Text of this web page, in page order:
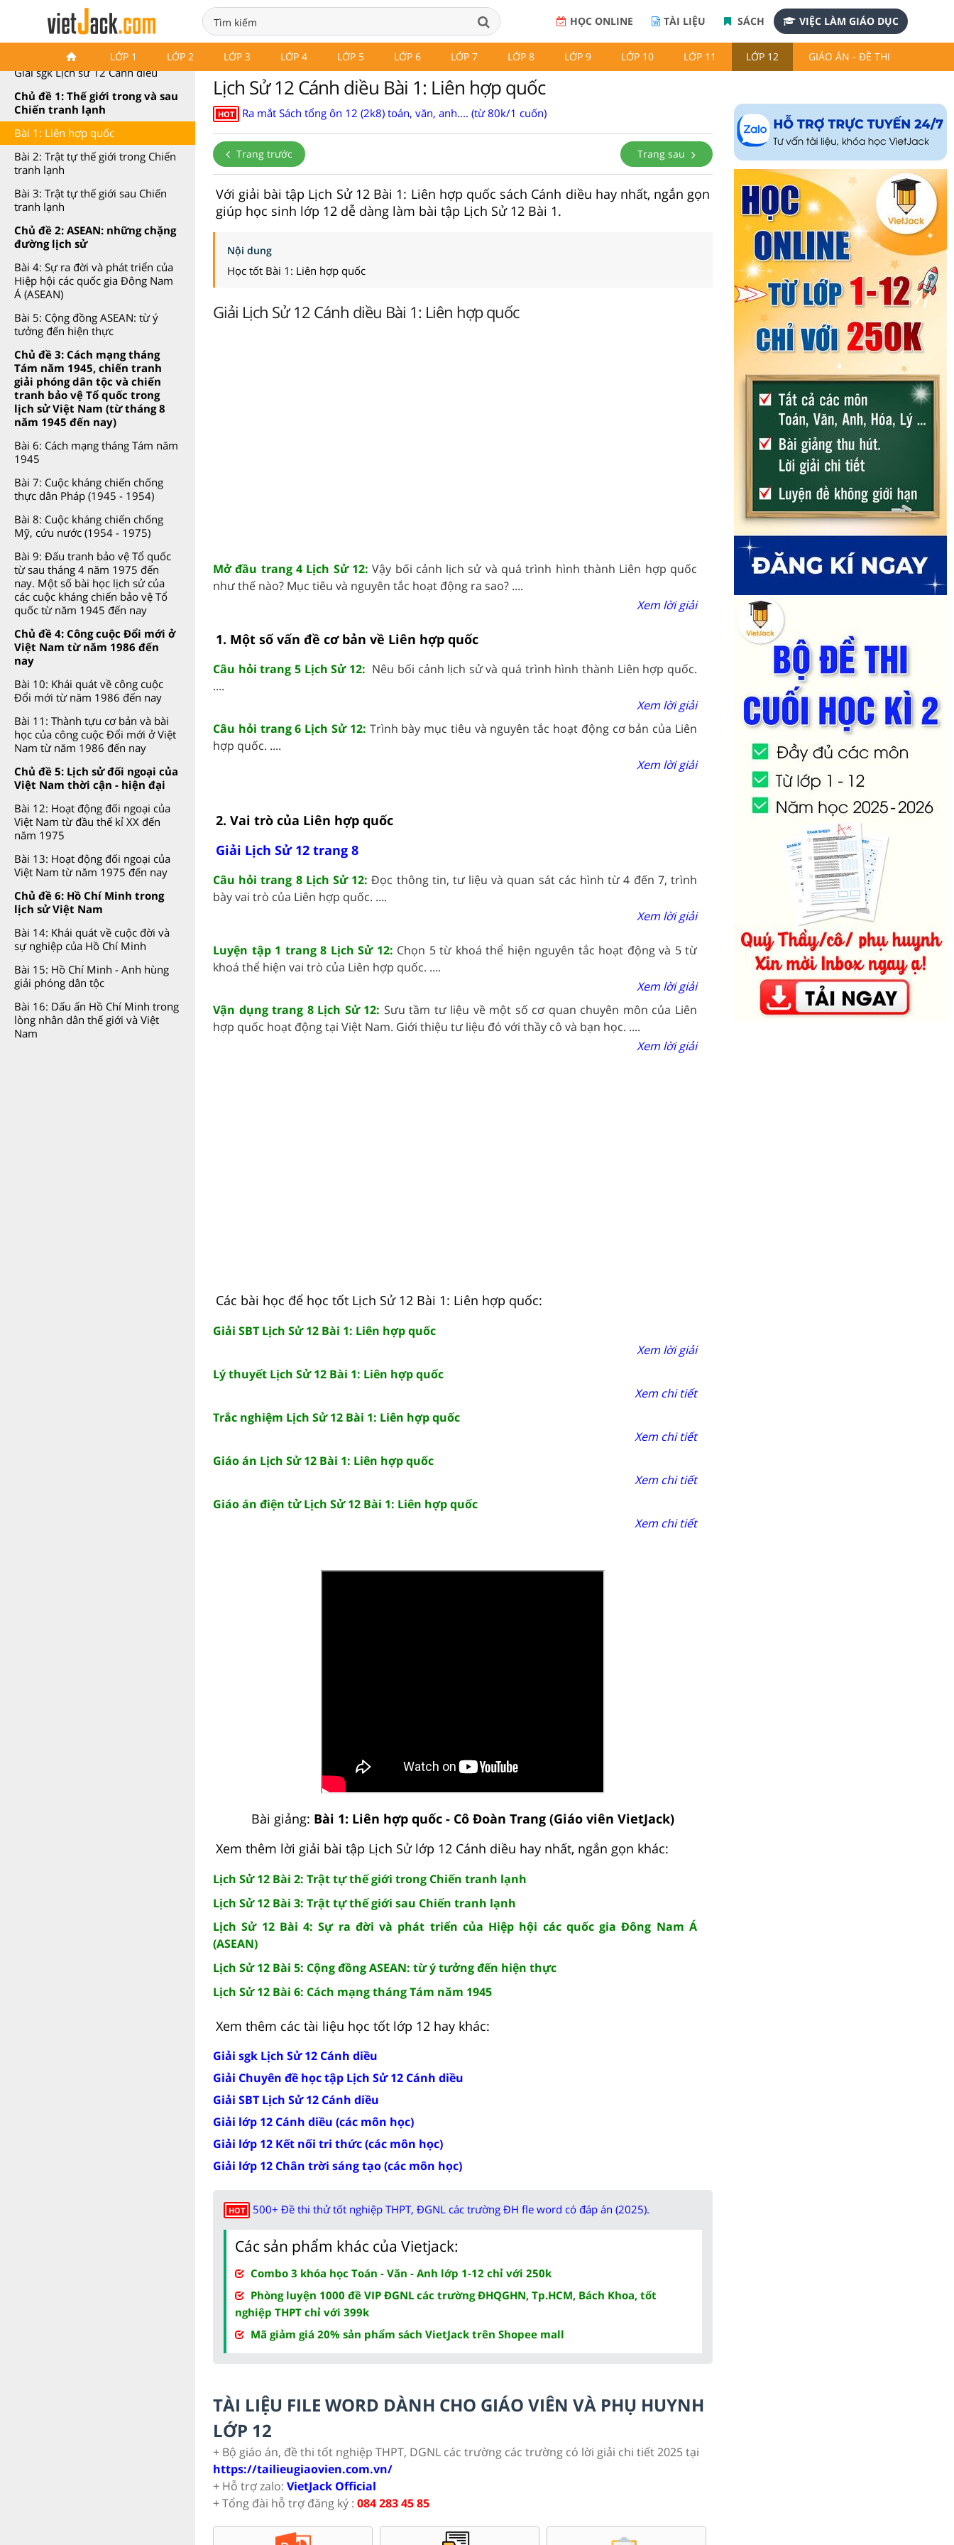
HỌC ONLINE TÀI LIỆU SÁCH VIỆC LÀM GIÁO DỤC
LỚP 1 LỚP 2 LỚP 3 LỚP 4 LỚP 5 LỚP 6 LỚP 7 LỚP 8 LỚP 9 LỚP 10 LỚP 11 LỚP 12 GIÁO ÁN - ĐỀ THI
Lịch sử 12 Cánh diều
Giải sgk Lịch sử 12 Cánh diều
Chủ đề 1: Thế giới trong và sau
Chiến tranh lạnh
Bài 1: Liên hợp quốc
Bài 2: Trật tự thế giới trong Chiến
tranh lạnh
Bài 3: Trật tự thế giới sau Chiến
tranh lạnh
Chủ đề 2: ASEAN: những chặng
đường lịch sử
Bài 4: Sự ra đời và phát triển của
Hiệp hội các quốc gia Đông Nam
Á (ASEAN)
Bài 5: Cộng đồng ASEAN: từ ý
tưởng đến hiện thực
Chủ đề 3: Cách mạng tháng
Tám năm 1945, chiến tranh
giải phóng dân tộc và chiến
tranh bảo vệ Tổ quốc trong
lịch sử Việt Nam (từ tháng 8
năm 1945 đến nay)
Bài 6: Cách mạng tháng Tám năm
1945
Bài 7: Cuộc kháng chiến chống
thực dân Pháp (1945 - 1954)
Bài 8: Cuộc kháng chiến chống
Mỹ, cứu nước (1954 - 1975)
Bài 9: Đấu tranh bảo vệ Tổ quốc
từ sau tháng 4 năm 1975 đến
nay. Một số bài học lịch sử của
các cuộc kháng chiến bảo vệ Tổ
quốc từ năm 1945 đến nay
Chủ đề 4: Công cuộc Đổi mới ở
Việt Nam từ năm 1986 đến
nay
Bài 10: Khái quát về công cuộc
Đổi mới từ năm 1986 đến nay
Bài 11: Thành tựu cơ bản và bài
học của công cuộc Đổi mới ở Việt
Nam từ năm 1986 đến nay
Chủ đề 5: Lịch sử đối ngoại của
Việt Nam thời cận - hiện đại
Bài 12: Hoạt động đối ngoại của
Việt Nam từ đầu thế kỉ XX đến
năm 1975
Bài 13: Hoạt động đối ngoại của
Việt Nam từ năm 1975 đến nay
Chủ đề 6: Hồ Chí Minh trong
lịch sử Việt Nam
Bài 14: Khái quát về cuộc đời và
sự nghiệp của Hồ Chí Minh
Bài 15: Hồ Chí Minh - Anh hùng
giải phóng dân tộc
Bài 16: Dấu ấn Hồ Chí Minh trong
lòng nhân dân thế giới và Việt
Nam
Lịch Sử 12 Cánh diều Bài 1: Liên hợp quốc
HOT Ra mắt Sách tổng ôn 12 (2k8) toán, văn, anh.... (từ 80k/1 cuốn)
Trang trước Trang sau
Với giải bài tập Lịch Sử 12 Bài 1: Liên hợp quốc sách Cánh diều hay nhất, ngắn gọn
giúp học sinh lớp 12 dễ dàng làm bài tập Lịch Sử 12 Bài 1.
Nội dung
Học tốt Bài 1: Liên hợp quốc
Giải Lịch Sử 12 Cánh diều Bài 1: Liên hợp quốc
Mở đầu trang 4 Lịch Sử 12:Vậy bối cảnh lịch sử và quá trình hình thành Liên hợp quốc
như thế nào? Mục tiêu và nguyên tắc hoạt động ra sao? ....
Xem lời giải
1. Một số vấn đề cơ bản về Liên hợp quốc
Câu hỏi trang 5 Lịch Sử 12: Nêu bối cảnh lịch sử và quá trình hình thành Liên hợp quốc.
....
Xem lời giải
Câu hỏi trang 6 Lịch Sử 12: Trình bày mục tiêu và nguyên tắc hoạt động cơ bản của Liên
hợp quốc. ....
Xem lời giải
2. Vai trò của Liên hợp quốc
Giải Lịch Sử 12 trang 8
Câu hỏi trang 8 Lịch Sử 12:Đọc thông tin, tư liệu và quan sát các hình từ 4 đến 7, trình
bày vai trò của Liên hợp quốc. ....
Xem lời giải
Luyện tập 1 trang 8 Lịch Sử 12: Chọn 5 từ khoá thể hiện nguyên tắc hoạt động và 5 từ
khoá thể hiện vai trò của Liên hợp quốc. ....
Xem lời giải
Vận dụng trang 8 Lịch Sử 12: Sưu tầm tư liệu về một số cơ quan chuyên môn của Liên
hợp quốc hoạt động tại Việt Nam. Giới thiệu tư liệu đó với thầy cô và bạn học. ....
Xem lời giải
Các bài học để học tốt Lịch Sử 12 Bài 1: Liên hợp quốc:
Giải SBT Lịch Sử 12 Bài 1: Liên hợp quốc
Xem lời giải
Lý thuyết Lịch Sử 12 Bài 1: Liên hợp quốc
Xem chi tiết
Trắc nghiệm Lịch Sử 12 Bài 1: Liên hợp quốc
Xem chi tiết
Giáo án Lịch Sử 12 Bài 1: Liên hợp quốc
Xem chi tiết
Giáo án điện tử Lịch Sử 12 Bài 1: Liên hợp quốc
Xem chi tiết
Bài giảng: Bài 1: Liên hợp quốc - Cô Đoàn Trang (Giáo viên VietJack)
Xem thêm lời giải bài tập Lịch Sử lớp 12 Cánh diều hay nhất, ngắn gọn khác:
Lịch Sử 12 Bài 2: Trật tự thế giới trong Chiến tranh lạnh
Lịch Sử 12 Bài 3: Trật tự thế giới sau Chiến tranh lạnh
Lịch Sử 12 Bài 4: Sự ra đời và phát triển của Hiệp hội các quốc gia Đông Nam Á
(ASEAN)
Lịch Sử 12 Bài 5: Cộng đồng ASEAN: từ ý tưởng đến hiện thực
Lịch Sử 12 Bài 6: Cách mạng tháng Tám năm 1945
Xem thêm các tài liệu học tốt lớp 12 hay khác:
Giải sgk Lịch Sử 12 Cánh diều
Giải Chuyên đề học tập Lịch Sử 12 Cánh diều
Giải SBT Lịch Sử 12 Cánh diều
Giải lớp 12 Cánh diều (các môn học)
Giải lớp 12 Kết nối tri thức (các môn học)
Giải lớp 12 Chân trời sáng tạo (các môn học)
HOT 500+ Đề thi thử tốt nghiệp THPT, ĐGNL các trường ĐH fle word có đáp án (2025).
Các sản phẩm khác của Vietjack:
Combo 3 khóa học Toán - Văn - Anh lớp 1-12 chỉ với 250k
Phòng luyện 1000 đề VIP ĐGNL các trường ĐHQGHN, Tp.HCM, Bách Khoa, tốt
nghiệp THPT chỉ với 399k
Mã giảm giá 20% sản phẩm sách VietJack trên Shopee mall
TÀI LIỆU FILE WORD DÀNH CHO GIÁO VIÊN VÀ PHỤ HUYNH
LỚP 12
+ Bộ giáo án, đề thi tốt nghiệp THPT, DGNL các trường các trường có lời giải chi tiết 2025 tại
https://tailieugiaovien.com.vn/
+ Hỗ trợ zalo: VietJack Official
+ Tổng đài hỗ trợ đăng ký : 084 283 45 85